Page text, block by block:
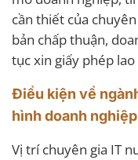
cần thiết của
bản chấp thuận,
tục xin giấy phép
Điều kiện về
hình doanh nghiệp
Vị trí chuyên gia IT